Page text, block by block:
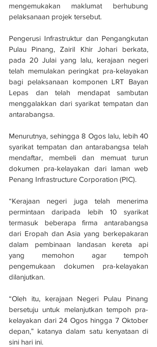
mengemukakan maklumat berhubung
pelaksanaan projek tersebut.
Pengerusi Infrastruktur dan Pengangkutan
Pulau Pinang, Zairil Khir Johari berkata,
pada 20 Julai yang lalu, kerajaan negeri
telah memulakan peringkat pra-kelayakan
bagi pelaksanaan komponen LRT Bayan
Lepas dan telah mendapat sambutan
menggalakkan dari syarikat tempatan dan
antarabangsa.
Menurutnya, sehingga 8 Ogos lalu, lebih 40
syarikat tempatan dan antarabangsa telah
mendaftar, membeli dan memuat turun
dokumen pra-kelayakan dari laman web
Penang Infrastructure Corporation (PIC).
“Kerajaan negeri juga telah menerima
permintaan daripada lebih 10 syarikat
termasuk beberapa firma antarabangsa
dari Eropah dan Asia yang berkepakaran
dalam pembinaan landasan kereta api
yang memohon agar tempoh
pengemukaan dokumen pra-kelayakan
dilanjutkan.
“Oleh itu, kerajaan Negeri Pulau Pinang
bersetuju untuk melanjutkan tempoh pra-
kelayakan dari 24 Ogos hingga 7 Oktober
depan,” katanya dalam satu kenyataan di
sini hari ini.